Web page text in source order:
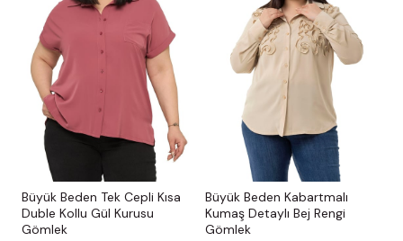
Büyük Beden Tek Cepli Kısa
Duble Kollu Gül Kurusu
Gömlek
Büyük Beden Kabartmalı
Kumaş Detaylı Bej Rengi
Gömlek